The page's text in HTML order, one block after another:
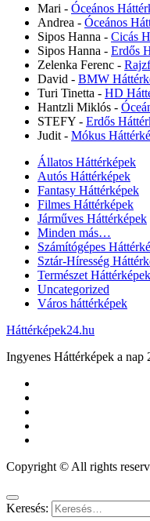
Mari - Óceános
Andrea - Óceános
Sipos Hanna - Cicás
Sipos Hanna - Erdős
Zelenka Ferenc -
David - BMW
Turi Tinetta - HD
Hantzli Miklós -
STEFY - Erdős
Judit - Mókus
Állatos Háttérképek
Autós Háttérképek
Fantasy Háttérképek
Filmes Háttérképek
Járműves Háttérképek
Minden más…
Számítógépes
Sztár-Híresség
Természet Háttérképek
Uncategorized
Város háttérképek
Háttérképek24.hu
Ingyenes Háttérképek a nap
Copyright © All rights
Keresés: